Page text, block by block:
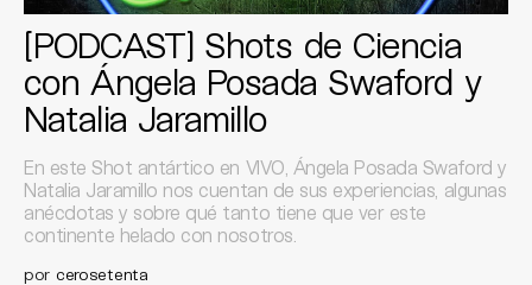
[PODCAST] Shots de Ciencia
con Ángela Posada Swaford y
Natalia Jaramillo
En este Shot antártico en VIVO, Ángela Posada Swaford y
Natalia Jaramillo nos cuentan de sus experiencias, algunas
anécdotas y sobre qué tanto tiene que ver este
continente helado con nosotros.
por cerosetenta